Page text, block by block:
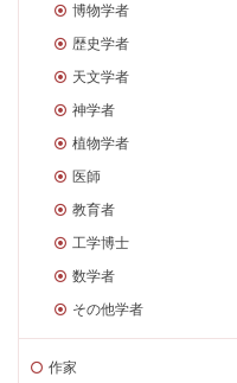
博物学者
歴史学者
天文学者
神学者
植物学者
医師
教育者
工学博士
数学者
その他学者
作家